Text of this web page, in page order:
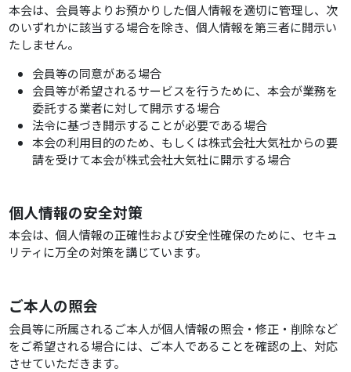
本会は、会員等よりお預かりした個人情報を適切に管理し、次
のいずれかに該当する場合を除き、個人情報を第三者に開示い
たしません。
会員等の同意がある場合
会員等が希望されるサービスを行うために、本会が業務を
委託する業者に対して開示する場合
法令に基づき開示することが必要である場合
本会の利用目的のため、もしくは株式会社大気社からの要
請を受けて本会が株式会社大気社に開示する場合
個人情報の安全対策
本会は、個人情報の正確性および安全性確保のために、セキュ
リティに万全の対策を講じています。
ご本人の照会
会員等に所属されるご本人が個人情報の照会・修正・削除など
をご希望される場合には、ご本人であることを確認の上、対応
させていただきます。